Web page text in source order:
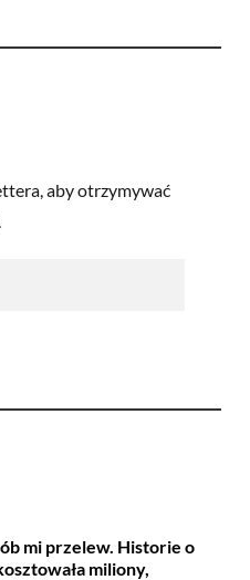
aby otrzymywać
mi przelew. Historie o
miliony,